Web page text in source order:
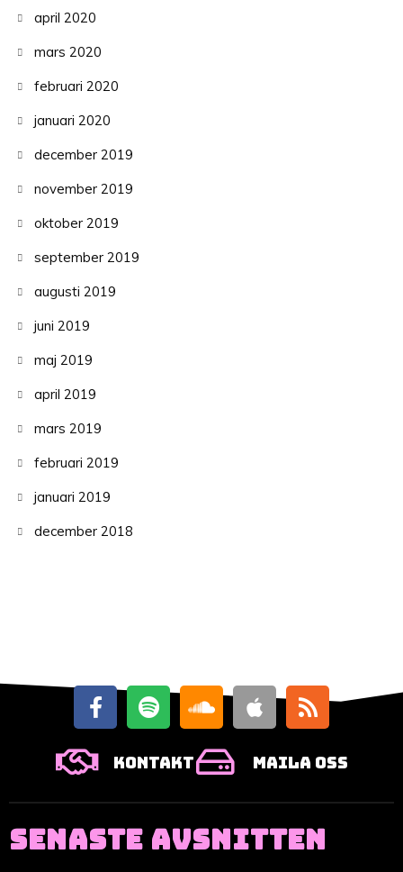
april 2020
mars 2020
februari 2020
januari 2020
december 2019
november 2019
oktober 2019
september 2019
augusti 2019
juni 2019
maj 2019
april 2019
mars 2019
februari 2019
januari 2019
december 2018
Kontakt Maila oss
SENASTE AVSNITTEN